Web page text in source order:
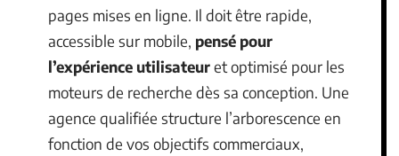
pages mises en ligne. Il doit être rapide,
accessible sur mobile, pensé pour
l’expérience utilisateuret optimisé pour les
moteurs de recherche dès sa conception. Une
agence qualifiée structure l’arborescence en
fonction de vos objectifs commerciaux,